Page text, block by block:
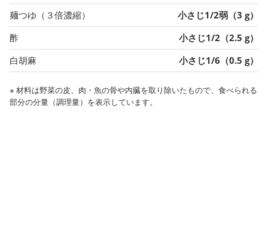
麺つゆ（３倍濃縮）
小さじ1/2弱（3 g）
酢
小さじ1/2（2.5 g）
白胡麻
小さじ1/6（0.5 g）
※ 材料は野菜の皮、肉・魚の骨や内臓を取り除いたもので、食べられる
部分の分量（調理量）を表示しています。